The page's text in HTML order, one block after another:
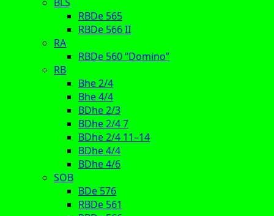
RBDe 565
RBDe 566 II
RA
RBDe 560 “Domino”
RB
Bhe 2/4
Bhe 4/4
BDhe 2/3
BDhe 2/4 7
BDhe 2/4 11–14
BDhe 4/4
BDhe 4/6
SOB
BDe 576
RBDe 561